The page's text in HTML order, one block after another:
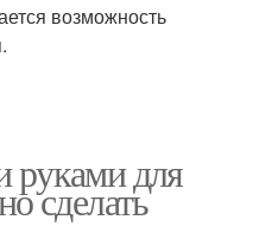
возможность
руками для
сделать